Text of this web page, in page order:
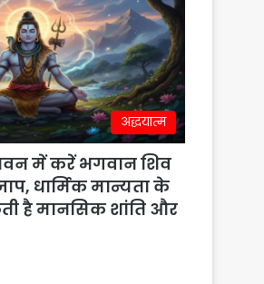
अद्धयात्म
में करें भगवान शिव
धार्मिक मान्यता के
है मानसिक शांति और